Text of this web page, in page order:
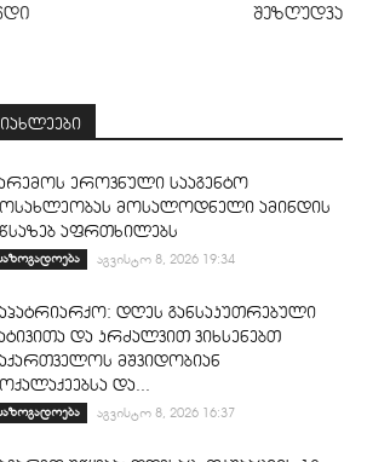
შეზღუდვა
ეროვნული სააგენტო
მოსალოდნელი ამინდის
აფრთხილებს
აგვისტო 8, 2026 19:34
დღეს განსაკუთრებული
და კრძალვით ვიხსენებთ
მშვიდობიან
და...
აგვისტო 8, 2026 16:37